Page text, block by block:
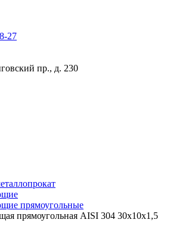
27
пр., д. 230
прямоугольные
прямоугольная AISI 304 30х10х1,5